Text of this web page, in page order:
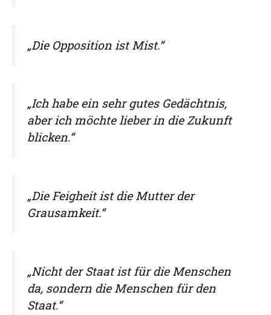
„Die Opposition ist Mist.“
„Ich habe ein sehr gutes Gedächtnis,
aber ich möchte lieber in die Zukunft
blicken.“
„Die Feigheit ist die Mutter der
Grausamkeit.“
„Nicht der Staat ist für die Menschen
da, sondern die Menschen für den
Staat.“